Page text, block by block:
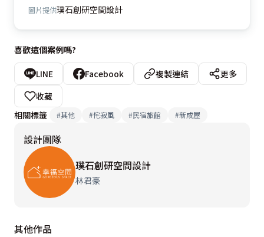
圖片提供璞石創研空間設計
喜歡這個案例嗎?
LINE Facebook 複製連結
更多
收藏
相關標籤
#其他 #侘寂風 #民宿旅館 #新成屋
設計團隊
璞石創研空間設計
林君豪
其他作品